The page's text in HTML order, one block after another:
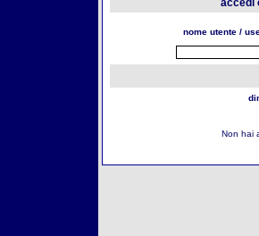
accedi
nome utente /
Non hai